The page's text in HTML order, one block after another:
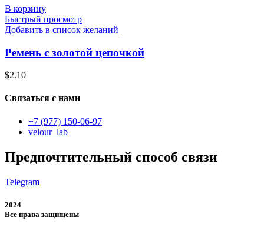
В корзину
Быстрый просмотр
Добавить в список желаний
Ремень с золотой цепочкой
$2.10
Связаться с нами
+7 (977) 150-06-97
velour_lab
Предпочтительный способ связи
Telegram
2024
Все права защищены